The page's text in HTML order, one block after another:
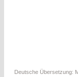
Deutsche Übersetzung: